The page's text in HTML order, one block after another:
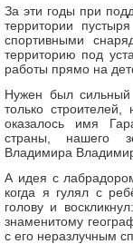
За эти годы при
территории
спортивными
территорию под
работы прямо на
Нужен был
только
оказалось имя
страны, нашего
Владимира
А идея с
когда я гулял с
голову и
знаменитому
с его неразлучным